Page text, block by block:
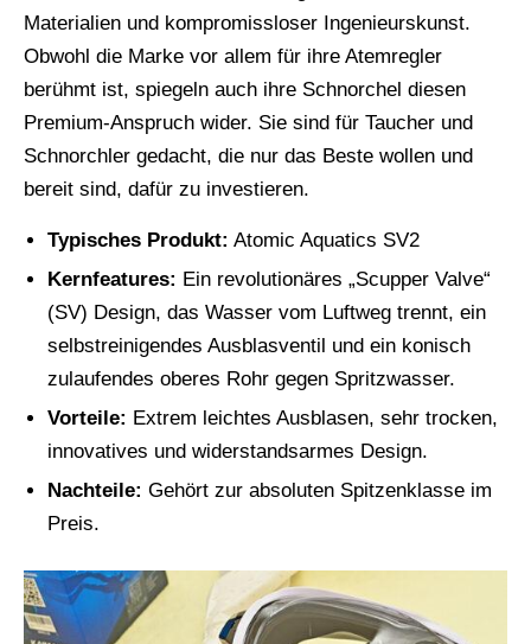
Materialien und kompromissloser Ingenieurskunst.
Obwohl die Marke vor allem für ihre Atemregler
berühmt ist, spiegeln auch ihre Schnorchel diesen
Premium-Anspruch wider. Sie sind für Taucher und
Schnorchler gedacht, die nur das Beste wollen und
bereit sind, dafür zu investieren.
Typisches Produkt: Atomic Aquatics SV2
Kernfeatures: Ein revolutionäres „Scupper Valve“
(SV) Design, das Wasser vom Luftweg trennt, ein
selbstreinigendes Ausblasventil und ein konisch
zulaufendes oberes Rohr gegen Spritzwasser.
Vorteile: Extrem leichtes Ausblasen, sehr trocken,
innovatives und widerstandsarmes Design.
Nachteile: Gehört zur absoluten Spitzenklasse im
Preis.